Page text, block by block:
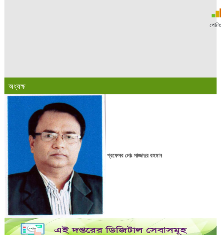
অধ্যক্ষ
প্রফেসর মোঃ সাজ্জাদুর রহমান
পোলিং